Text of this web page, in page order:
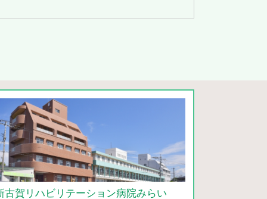
古賀リハビリテーション病院みらい